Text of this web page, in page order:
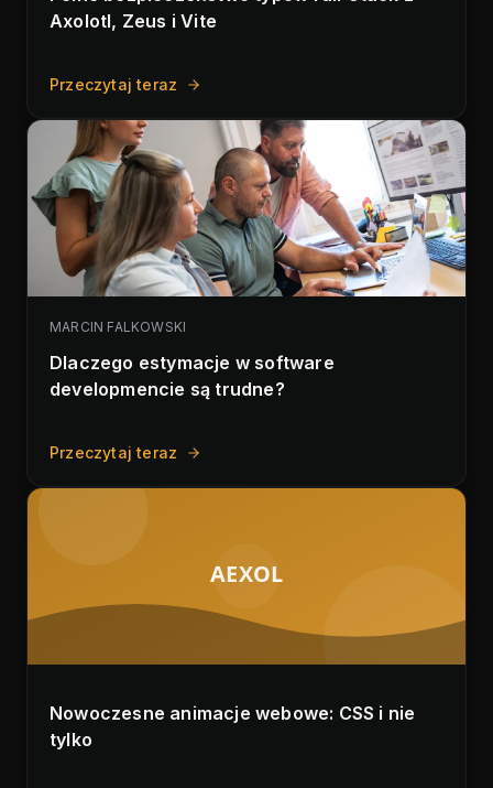
Axolotl, Zeus i Vite
Przeczytaj teraz
MARCIN FALKOWSKI
Dlaczego estymacje w software
developmencie są trudne?
Przeczytaj teraz
AEXOL
Nowoczesne animacje webowe: CSS i nie
tylko